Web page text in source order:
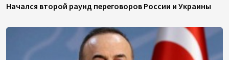
Начался второй раунд переговоров России и Украины